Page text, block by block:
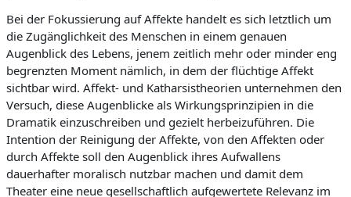
Bei der Fokussierung auf Affekte handelt es sich letztlich um
die Zugänglichkeit des Menschen in einem genauen
Augenblick des Lebens, jenem zeitlich mehr oder minder eng
begrenzten Moment nämlich, in dem der flüchtige Affekt
sichtbar wird. Affekt- und Katharsistheorien unternehmen den
Versuch, diese Augenblicke als Wirkungsprinzipien in die
Dramatik einzuschreiben und gezielt herbeizuführen. Die
Intention der Reinigung der Affekte, von den Affekten oder
durch Affekte soll den Augenblick ihres Aufwallens
dauerhafter moralisch nutzbar machen und damit dem
Theater eine neue gesellschaftlich aufgewertete Relevanz im